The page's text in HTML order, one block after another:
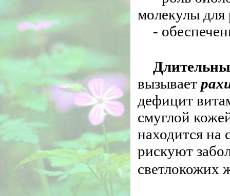
молекулы для
-
вызывает
дефицит
смуглой
находится
рискуют
светлокожих